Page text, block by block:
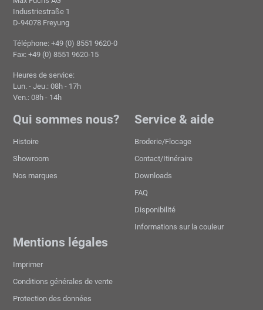
Industriestraße 1
D-94078 Freyung
Téléphone: +49 (0) 8551 9620-0
Fax: +49 (0) 8551 9620-15
Heures de service:
Lun. - Jeu.: 08h - 17h
Ven.: 08h - 14h
Qui sommes nous?
Histoire
Showroom
Nos marques
Service & aide
Broderie/Flocage
Contact/Itinéraire
Downloads
FAQ
Disponibilité
Informations sur la couleur
Mentions légales
Imprimer
Conditions générales de vente
Protection des données